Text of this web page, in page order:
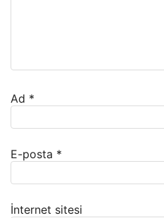
Ad *
E-posta *
İnternet sitesi